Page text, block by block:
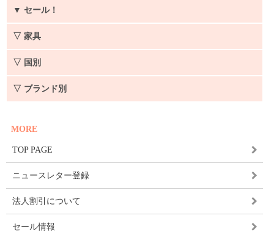
▼ セール！
▽ 家具
▽ 国別
▽ ブランド別
MORE
TOP PAGE
ニュースレター登録
法人割引について
セール情報